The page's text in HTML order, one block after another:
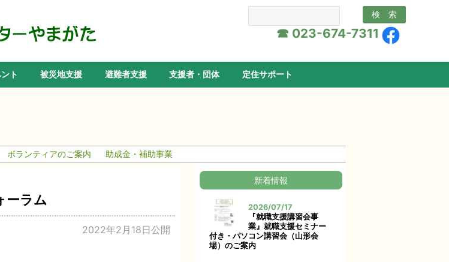
☎ 023-674-7311
ト 被災地支援 避難者支援 支援者・団体 定住サポート
ボランティアのご案内 助成金・補助事業
ーラム
2022年2月18日公開
新着情報
2026/07/17
『就職支援講習会事
業』就職支援セミナー
付き・パソコン講習会（山形会
場）のご案内